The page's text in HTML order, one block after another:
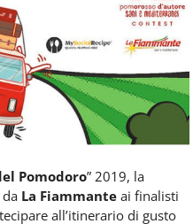
Pomodoro” 2019, la
La Fiammante ai finalisti
all’itinerario di gusto